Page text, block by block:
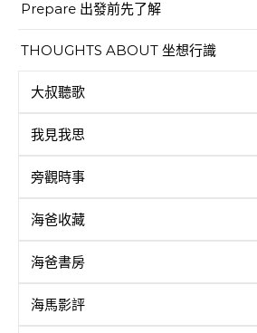
Prepare 出發前先了解
THOUGHTS ABOUT 坐想行識
大叔聽歌
我見我思
旁觀時事
海爸收藏
海爸書房
海馬影評